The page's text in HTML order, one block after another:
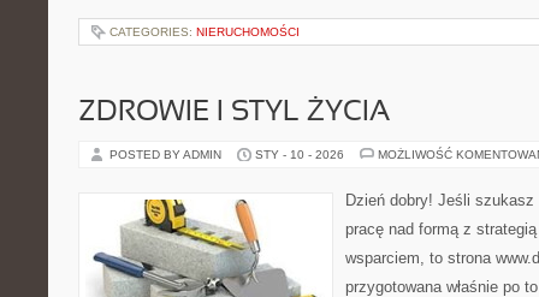
CATEGORIES: NIERUCHOMOŚCI
ZDROWIE I STYL ŻYCIA
POSTED BY ADMIN STY - 10 - 2026 MOŻLIWOŚĆ
Dzień dobry! Jeśli
pracę nad formą z
wsparciem, to strona
przygotowana właśnie po